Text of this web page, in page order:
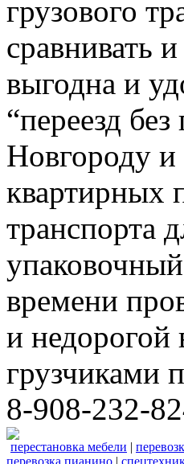
грузового
сравнивать
выгодна и
“переезд
Новгороду и
квартирных
транспорта
времени
и недорогой
грузчиками
8-908-232-
перестановка мебели |